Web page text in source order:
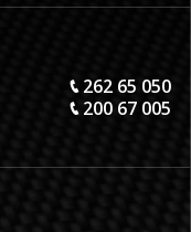
262 65 050
200 67 005